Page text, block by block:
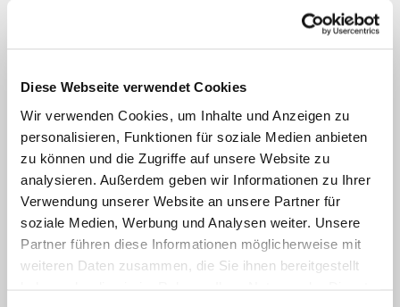
Diese Webseite verwendet Cookies
Wir verwenden Cookies, um Inhalte und Anzeigen zu
personalisieren, Funktionen für soziale Medien anbieten
zu können und die Zugriffe auf unsere Website zu
analysieren. Außerdem geben wir Informationen zu Ihrer
Verwendung unserer Website an unsere Partner für
soziale Medien, Werbung und Analysen weiter. Unsere
Partner führen diese Informationen möglicherweise mit
weiteren Daten zusammen, die Sie ihnen bereitgestellt
Der vom Papst im Juni angekündigte
Eröffnungsmesse war der zweite große
Gottesdienst im Petersdom seit Beginn
der Pandemie. Zwar hatte der Papst
bereits zu Pfingsten wieder am
Hauptaltar unter dem Bronzebaldachin
zelebriert; dieses Mal nahmen aber noch